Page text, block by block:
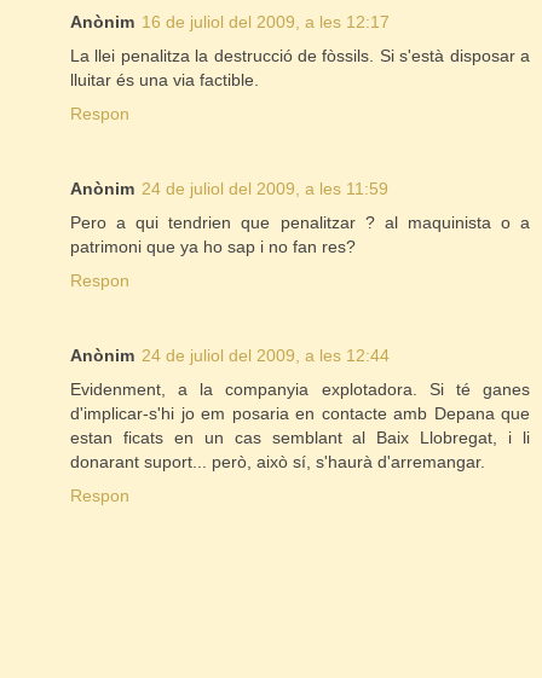
Anònim 16 de juliol del 2009, a les 12:17
La llei penalitza la destrucció de fòssils. Si s'està disposar a
lluitar és una via factible.
Respon
Anònim 24 de juliol del 2009, a les 11:59
Pero a qui tendrien que penalitzar ? al maquinista o a
patrimoni que ya ho sap i no fan res?
Respon
Anònim 24 de juliol del 2009, a les 12:44
Evidenment, a la companyia explotadora. Si té ganes
d'implicar-s'hi jo em posaria en contacte amb Depana que
estan ficats en un cas semblant al Baix Llobregat, i li
donarant suport... però, això sí, s'haurà d'arremangar.
Respon